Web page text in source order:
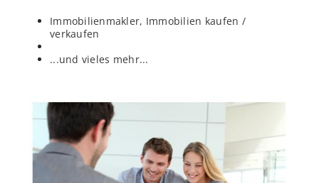
Immobilienmakler, Immobilien kaufen /
verkaufen
...und vieles mehr...